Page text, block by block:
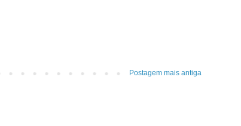
Postagem mais antiga